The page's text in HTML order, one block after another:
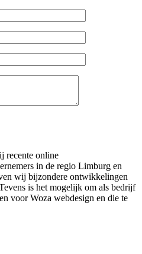
recente online
in de regio Limburg en
wij bijzondere ontwikkelingen
is het mogelijk om als bedrijf
voor Woza webdesign en die te